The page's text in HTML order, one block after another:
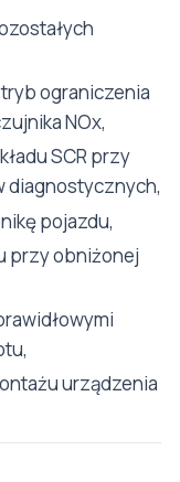
ograniczenia
NOx,
SCR przy
diagnostycznych,
pojazdu,
przy obniżonej
urządzenia